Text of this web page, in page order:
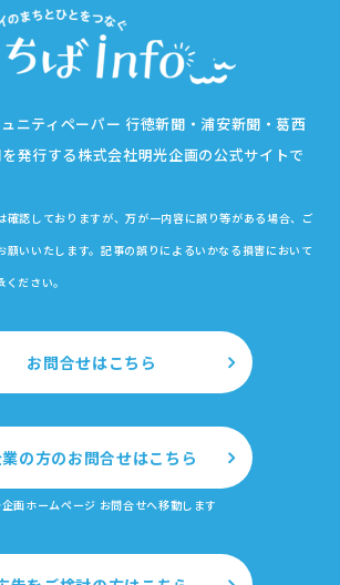
ニティペーパー 行徳新聞・浦安新聞・葛西
発行する株式会社明光企画の公式サイトで
認しておりますが、万が一内容に誤り等がある場合、ご
願いいたします。記事の誤りによるいかなる損害において
ださい。
お問合せはこちら
の方のお問合せはこちら
画ホームページ お問合せへ移動します